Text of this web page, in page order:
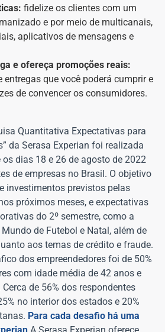
fidelize os clientes com um
e por meio de multicanais,
aplicativos de mensagens e
e ofereça promoções reais:
entregas que você poderá cumprir e
de convencer os consumidores.
Quantitativa Expectativas para
da Serasa Experian foi realizada
dias 18 e 26 de agosto de 2022
de empresas no Brasil. O objetivo
investimentos previstos pelas
próximos meses, e expectativas
do 2º semestre, como a
de Futebol e Natal, além de
aos temas de crédito e fraude.
dos empreendedores foi de 50%
com idade média de 42 anos e
de 56% dos respondentes
no interior dos estados e 20%
Para cada desafio há uma